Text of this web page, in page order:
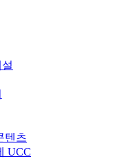
텐츠
UCC